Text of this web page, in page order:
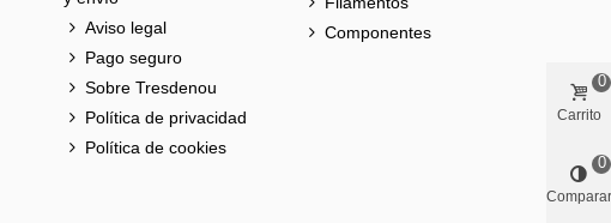
Aviso legal
Pago seguro
Sobre Tresdenou
Política de privacidad
Política de cookies
Componentes
Carrito
0
Comparar
0